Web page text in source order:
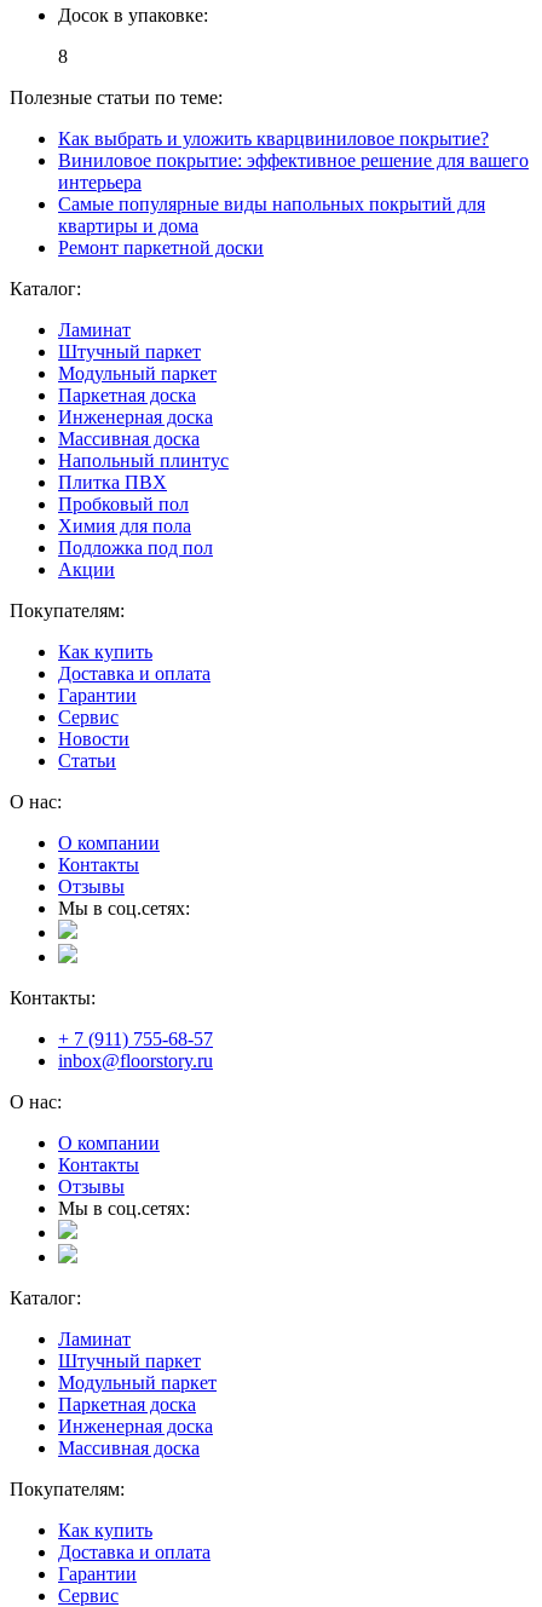
Досок в упаковке:
8
Полезные статьи по теме:
Как выбрать и уложить кварцвиниловое покрытие?
Виниловое покрытие: эффективное решение для вашего
интерьера
Самые популярные виды напольных покрытий для
квартиры и дома
Ремонт паркетной доски
Каталог:
Ламинат
Штучный паркет
Модульный паркет
Паркетная доска
Инженерная доска
Массивная доска
Напольный плинтус
Плитка ПВХ
Пробковый пол
Химия для пола
Подложка под пол
Акции
Покупателям:
Как купить
Доставка и оплата
Гарантии
Сервис
Новости
Статьи
О нас:
О компании
Контакты
Отзывы
Мы в соц.сетях:
Контакты:
+ 7 (911) 755-68-57
inbox@floorstory.ru
О нас:
О компании
Контакты
Отзывы
Мы в соц.сетях:
Каталог:
Ламинат
Штучный паркет
Модульный паркет
Паркетная доска
Инженерная доска
Массивная доска
Покупателям:
Как купить
Доставка и оплата
Гарантии
Сервис